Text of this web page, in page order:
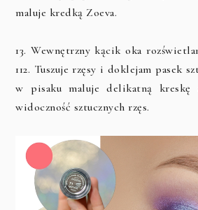
maluje kredką Zoeva.
13. Wewnętrzny kącik oka
112. Tuszuje rzęsy i doklejam pasek
w pisaku maluje delikatną kreskę
widoczność sztucznych rzęs.